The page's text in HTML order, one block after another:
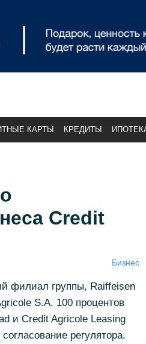
КАРТЫ КРЕДИТЫ
Credit
Бизнес
филиал группы, Raiffeisen
S.A. 100 процентов
и Credit Agricole Leasing
регулятора.